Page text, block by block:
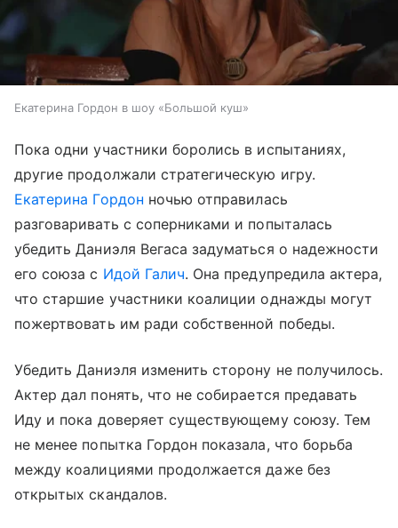
Екатерина Гордон в шоу «Большой куш»
Пока одни участники боролись в испытаниях,
другие продолжали стратегическую игру.
Екатерина Гордон ночью отправилась
разговаривать с соперниками и попыталась
убедить Даниэля Вегаса задуматься о надежности
его союза с Идой Галич. Она предупредила актера,
что старшие участники коалиции однажды могут
пожертвовать им ради собственной победы.
Убедить Даниэля изменить сторону не получилось.
Актер дал понять, что не собирается предавать
Иду и пока доверяет существующему союзу. Тем
не менее попытка Гордон показала, что борьба
между коалициями продолжается даже без
открытых скандалов.